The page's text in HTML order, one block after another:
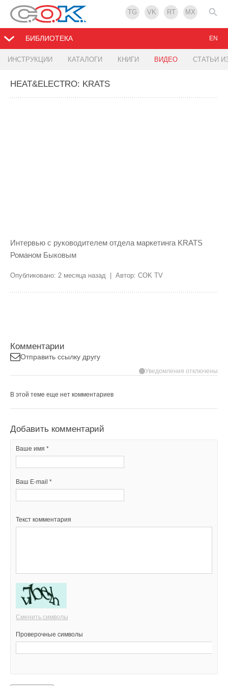
TG VK RT MX
БИБЛИОТЕКА
ИНСТРУКЦИИ КАТАЛОГИ КНИГИ ВИДЕО СТАТЬИ
EN
HEAT&ELECTRO: KRATS
Интервью с руководителем отдела маркетинга KRATS
Романом Быковым
Опубликовано: 2 месяца назад | Автор: COK TV
Комментарии
Отправить ссылку другу
Уведомления отключены
В этой теме еще нет комментариев
Добавить комментарий
Ваше имя *
Ваш E-mail *
Текст комментария
Сменить символы
Проверочные символы